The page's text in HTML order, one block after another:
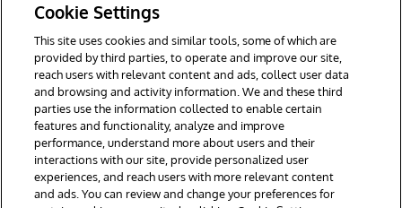
© 1996-2026 InterSystems Corporation, Boston, MA. Všechna práva
vyhrazena.
Oznámení/podmínky a pravidla
Cookie Settings
This site uses cookies and similar tools, some of which are
provided by third parties, to operate and improve our site,
reach users with relevant content and ads, collect user data
and browsing and activity information. We and these third
parties use the information collected to enable certain
features and functionality, analyze and improve
performance, understand more about users and their
interactions with our site, provide personalized user
experiences, and reach users with more relevant content
and ads. You can review and change your preferences for